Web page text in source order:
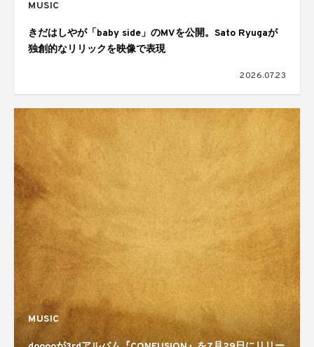
MUSIC
きだはしやが「baby side」のMVを公開。Sato Ryugaが
独創的なリリックを映像で表現
2026.07.23
MUSIC